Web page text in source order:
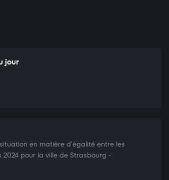
jour
en matière d'égalité entre les
2024 pour la ville de Strasbourg -